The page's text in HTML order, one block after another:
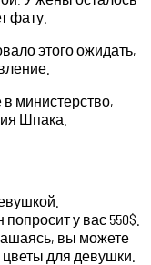
фату.
этого ожидать,
министерство,
Шпака.
у вас 550$.
вы можете
цветы для девушки.